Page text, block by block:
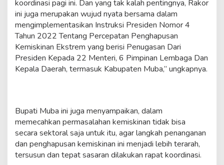
koordinasi pagi ini. Dan yang tak kalah pentingnya, Rakor
ini juga merupakan wujud nyata bersama dalam
mengimplementasikan Instruksi Presiden Nomor 4
Tahun 2022 Tentang Percepatan Penghapusan
Kemiskinan Ekstrem yang berisi Penugasan Dari
Presiden Kepada 22 Menteri, 6 Pimpinan Lembaga Dan
Kepala Daerah, termasuk Kabupaten Muba,” ungkapnya.
Bupati Muba ini juga menyampaikan, dalam
memecahkan permasalahan kemiskinan tidak bisa
secara sektoral saja untuk itu, agar langkah penanganan
dan penghapusan kemiskinan ini menjadi lebih terarah,
tersusun dan tepat sasaran dilakukan rapat koordinasi.